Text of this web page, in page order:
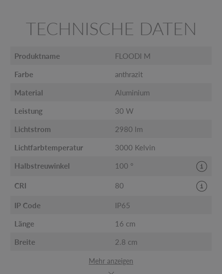
TECHNISCHE DATEN
Produktname FLOODI M
Farbe anthrazit
Material Aluminium
Leistung 30 W
Lichtstrom 2980 lm
Lichtfarbtemperatur 3000 Kelvin
Halbstreuwinkel 100 °
CRI 80
IP Code IP65
Länge 16 cm
Breite 2.8 cm
Mehr anzeigen